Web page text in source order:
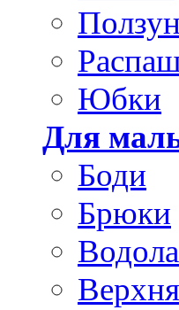
Юбки
Для
Боди
Брюки